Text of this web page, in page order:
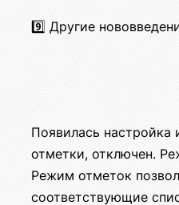
9️⃣ Другие
Появилась
отметки, отключен.
Режим отметок
соответствующие